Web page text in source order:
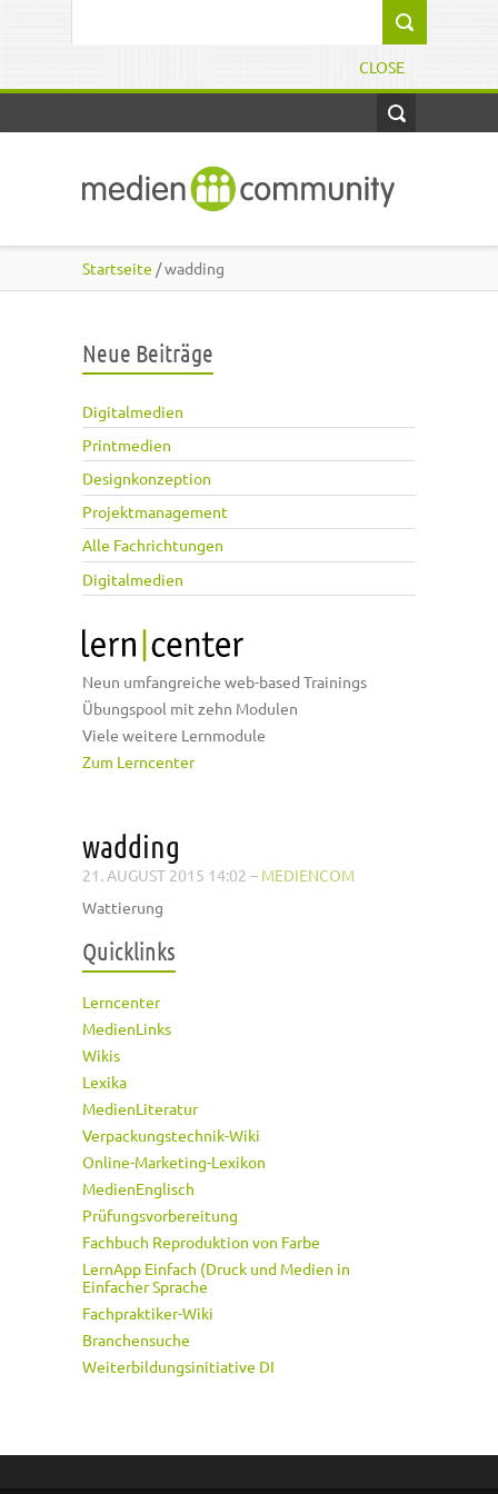
CLOSE
Startseite / wadding
Neue Beiträge
Digitalmedien
Printmedien
Designkonzeption
Projektmanagement
Alle Fachrichtungen
Digitalmedien
Neun umfangreiche web-based Trainings
Übungspool mit zehn Modulen
Viele weitere Lernmodule
Zum Lerncenter
wadding
21. AUGUST 2015 14:02 – MEDIENCOM
Wattierung
Quicklinks
Lerncenter
MedienLinks
Wikis
Lexika
MedienLiteratur
Verpackungstechnik-Wiki
Online-Marketing-Lexikon
MedienEnglisch
Prüfungsvorbereitung
Fachbuch Reproduktion von Farbe
LernApp Einfach (Druck und Medien in
Einfacher Sprache
Fachpraktiker-Wiki
Branchensuche
Weiterbildungsinitiative DI